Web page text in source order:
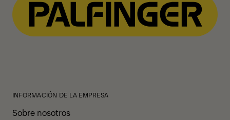
INFORMACIÓN DE LA EMPRESA
Sobre nosotros